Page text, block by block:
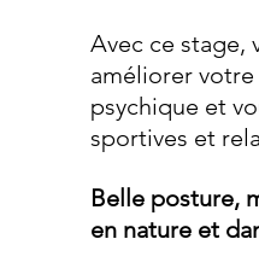
Avec ce stage,
améliorer
psychique et
sportives et
Belle posture,
en nature et